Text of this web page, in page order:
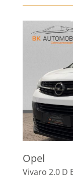
Opel
Vivaro 2.0 D